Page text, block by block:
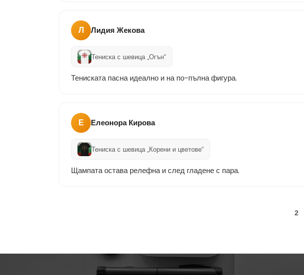
Л Лидия Жекова
Тениска с шевица „Огън“
Тениската пасна идеално и на по-пълна фигура.
Е Елеонора Кирова
Тениска с шевица „Корени и цветове“
Щампата остава релефна и след гладене с пара.
2